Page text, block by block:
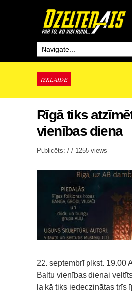
IZKLAIDE
Rīgā tiks
vienības diena
Publicēts: / / 1255 views
22. septembrī plkst. 19.00
Baltu vienības dienai
laikā tiks iededzinātas trīs